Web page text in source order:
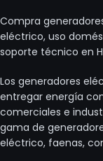
Compra
eléctrico, uso
soporte técnico en
Los generadores
entregar energía
comerciales e
gama de
eléctrico, faenas,